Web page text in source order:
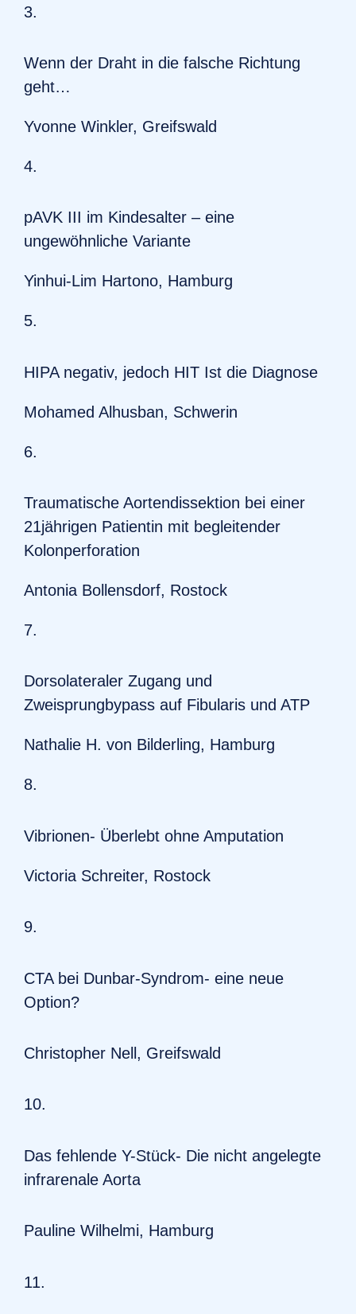
3.
Wenn der Draht in die falsche Richtung
geht…
Yvonne Winkler, Greifswald
4.
pAVK III im Kindesalter – eine
ungewöhnliche Variante
Yinhui-Lim Hartono, Hamburg
5.
HIPA negativ, jedoch HIT Ist die Diagnose
Mohamed Alhusban, Schwerin
6.
Traumatische Aortendissektion bei einer
21jährigen Patientin mit begleitender
Kolonperforation
Antonia Bollensdorf, Rostock
7.
Dorsolateraler Zugang und
Zweisprungbypass auf Fibularis und ATP
Nathalie H. von Bilderling, Hamburg
8.
Vibrionen- Überlebt ohne Amputation
Victoria Schreiter, Rostock
9.
CTA bei Dunbar-Syndrom- eine neue
Option?
Christopher Nell, Greifswald
10.
Das fehlende Y-Stück- Die nicht angelegte
infrarenale Aorta
Pauline Wilhelmi, Hamburg
11.